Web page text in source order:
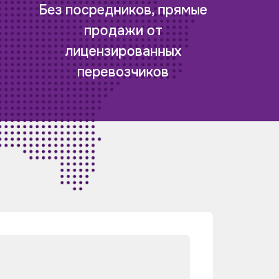
Без посредников, прямые
продажи от
лицензированных
перевозчиков